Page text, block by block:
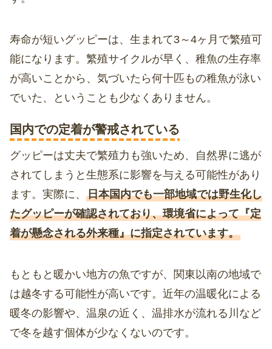
寿命が短いグッピーは、生まれて3～4ヶ月で繁殖可
能になります。繁殖サイクルが早く、稚魚の生存率
が高いことから、気づいたら何十匹もの稚魚が泳い
でいた、ということも少なくありません。
国内での定着が警戒されている
グッピーは丈夫で繁殖力も強いため、自然界に逃が
されてしまうと生態系に影響を与える可能性があり
ます。実際に、 日本国内でも一部地域では野生化し
たグッピーが確認されており、環境省によって『定
着が懸念される外来種』に指定されています。
もともと暖かい地方の魚ですが、関東以南の地域で
は越冬する可能性が高いです。近年の温暖化による
暖冬の影響や、温泉の近く、温排水が流れる川など
で冬を越す個体が少なくないのです。